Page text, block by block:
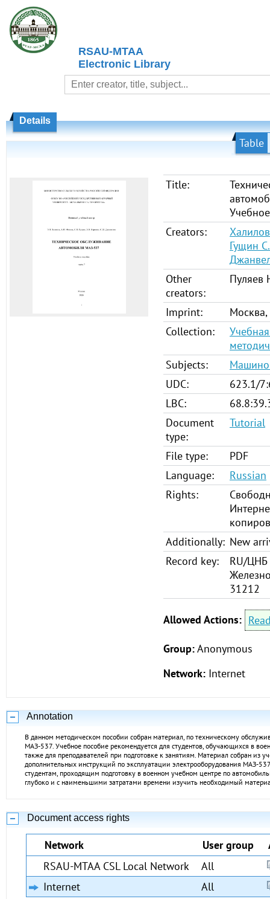
RSAU-MTAA
Electronic Library
Details
Table
Title:
Creators:
Гущин
Other
creators:
Пуляев
Imprint:
Collection:
Subjects:
UDC:
623.1/
LBC:
Document
type:
Tutorial
File type:
PDF
Language:
Russian
Rights:
Additionally: New
Record key:
RU/
31212
Allowed Actions:
Group:Anonymous
Network: Internet
Annotation
В данном методическом пособии собран материал, по техническому
МАЗ-537. Учебное пособие рекомендуется для студентов, обучающихся в
также для преподавателей при подготовке к занятиям. Материал собран из
дополнительных инструкций по эксплуатации электрооборудования МАЗ-
студентам, проходящим подготовку в военном учебном центре по
глубоко и с наименьшими затратами времени изучить необходимый
Document access rights
Network User group
RSAU-MTAA CSL Local Network
All
Internet
All